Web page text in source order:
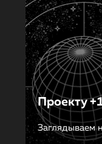
Проекту
Заглядываем